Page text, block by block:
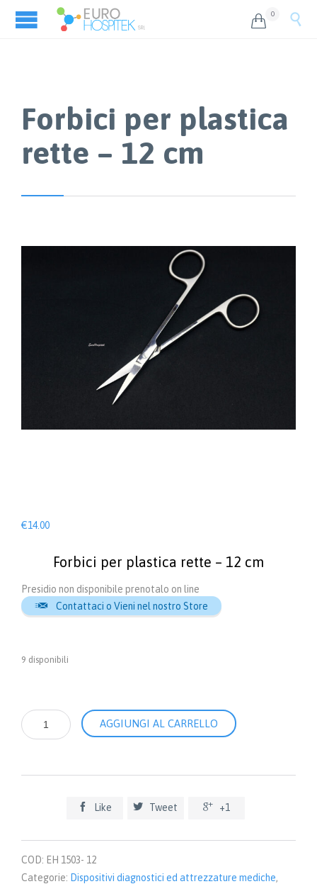
 0 
Forbici per plastica
rette – 12 cm
€14.00
Forbici per plastica rette – 12 cm
Presidio non disponibile prenotalo on line
 Contattaci o Vieni nel nostro Store
9 disponibili
Forbici
per
-
AGGIUNGI AL CARRELLO
 Like  Tweet  +1
COD: EH 1503- 12
Categorie: Dispositivi diagnostici ed attrezzature mediche,